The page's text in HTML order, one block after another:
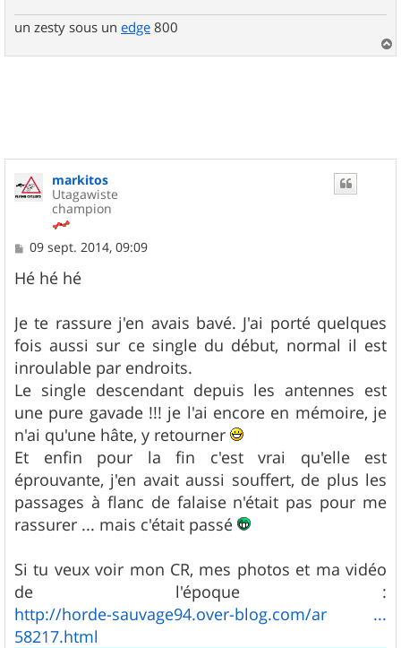
un zesty sous un edge 800
a
markitos
Utagawiste
champion
M
s
s
g
e
09 sept. 2014, 09:09
Hé hé hé
Je te rassure j'en avais bavé. J'ai porté quelques
fois aussi sur ce single du début, normal il est
inroulable par endroits.
Le single descendant depuis les antennes est
une pure gavade !!! je l'ai encore en mémoire, je
n'ai qu'une hâte, y retourner
Et enfin pour la fin c'est vrai qu'elle est
éprouvante, j'en avait aussi souffert, de plus les
passages à flanc de falaise n'était pas pour me
rassurer ... mais c'était passé
Si tu veux voir mon CR, mes photos et ma vidéo
de l'époque :
http://horde-sauvage94.over-blog.com/ar ...
58217.html